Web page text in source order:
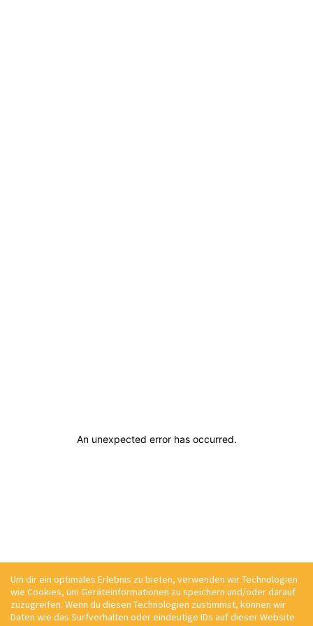
Um dir ein optimales Erlebnis zu bieten, verwenden wir Technologien
wie Cookies, um Geräteinformationen zu speichern und/oder darauf
zuzugreifen. Wenn du diesen Technologien zustimmst, können wir
Daten wie das Surfverhalten oder eindeutige IDs auf dieser Website
An unexpected error has occurred.